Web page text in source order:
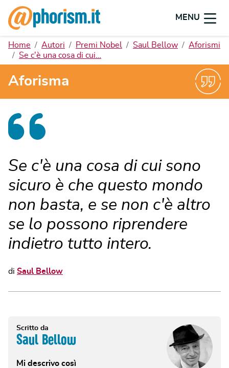
MENU
Home Autori Premi Nobel Saul Bellow
Aforismi
Se c'è una cosa di cui…
Aforisma
Se c'è una cosa di cui sono
sicuro è che questo mondo
non basta, e se non c'è altro
se lo possono riprendere
indietro tutto intero.
di Saul Bellow
Scritto da
Saul Bellow
Mi descrivo così